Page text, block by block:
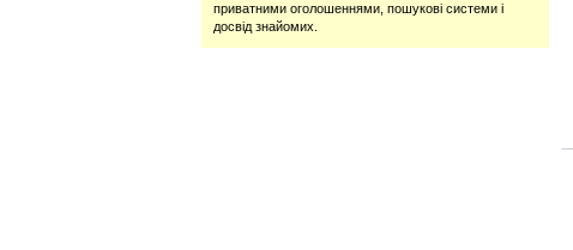
приватними оголошеннями, пошукові системи і
досвід знайомих.